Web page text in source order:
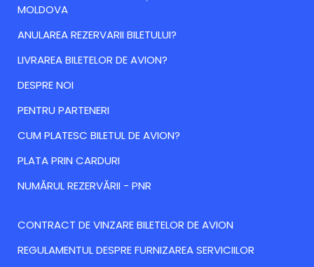
MOLDOVA
ANULAREA REZERVARII BILETULUI?
LIVRAREA BILETELOR DE AVION?
DESPRE NOI
PENTRU PARTENERI
CUM PLATESC BILETUL DE AVION?
PLATA PRIN CARDURI
NUMĂRUL REZERVĂRII - PNR
CONTRACT DE VINZARE BILETELOR DE AVION
REGULAMENTUL DESPRE FURNIZAREA SERVICIILOR